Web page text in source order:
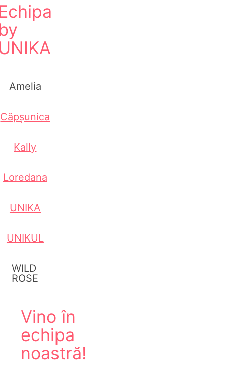
Amelia
Căpșunica
Kally
Loredana
UNIKA
UNIKUL
WILD
ROSE
Vino în
echipa
noastră!